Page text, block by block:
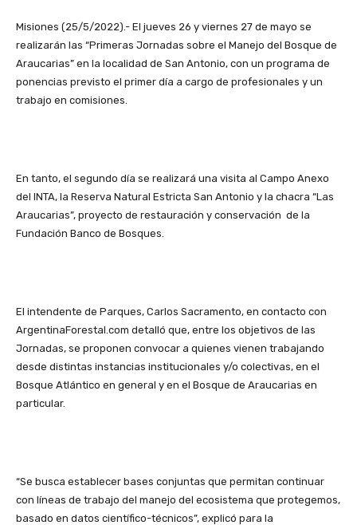
Misiones (25/5/2022).- El jueves 26 y viernes 27 de mayo se
realizarán las “Primeras Jornadas sobre el Manejo del Bosque de
Araucarias” en la localidad de San Antonio, con un programa de
ponencias previsto el primer día a cargo de profesionales y un
trabajo en comisiones.
En tanto, el segundo día se realizará una visita al Campo Anexo
del INTA, la Reserva Natural Estricta San Antonio y la chacra “Las
Araucarias”, proyecto de restauración y conservación de la
Fundación Banco de Bosques.
El intendente de Parques, Carlos Sacramento, en contacto con
ArgentinaForestal.com detalló que, entre los objetivos de las
Jornadas, se proponen convocar a quienes vienen trabajando
desde distintas instancias institucionales y/o colectivas, en el
Bosque Atlántico en general y en el Bosque de Araucarias en
particular.
“Se busca establecer bases conjuntas que permitan continuar
con líneas de trabajo del manejo del ecosistema que protegemos,
basado en datos científico-técnicos”, explicó para la